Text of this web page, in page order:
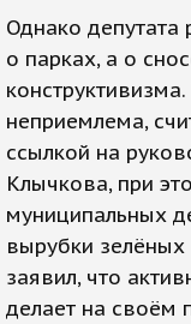
Однако
о парках, а о
неприемлема,
ссылкой на
Клычкова, при
муниципальных
вырубки
заявил, что
делает на своём